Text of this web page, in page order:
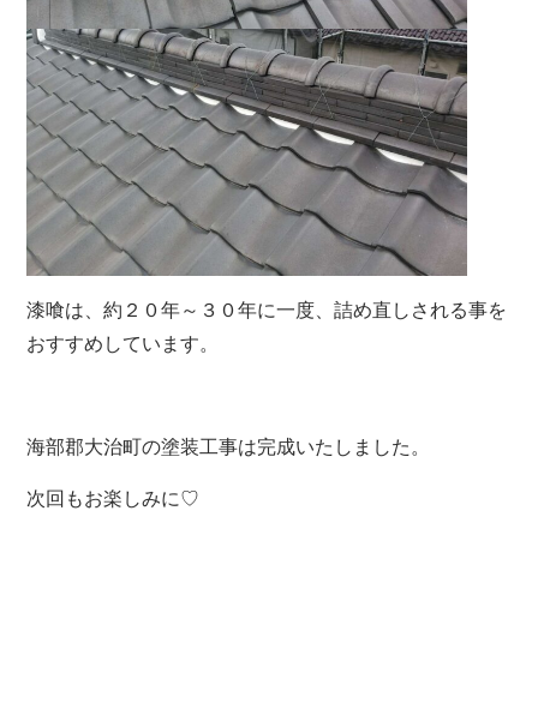
漆喰は、約２０年～３０年に一度、詰め直しされる事を
おすすめしています。
海部郡大治町の塗装工事は完成いたしました。
次回もお楽しみに♡